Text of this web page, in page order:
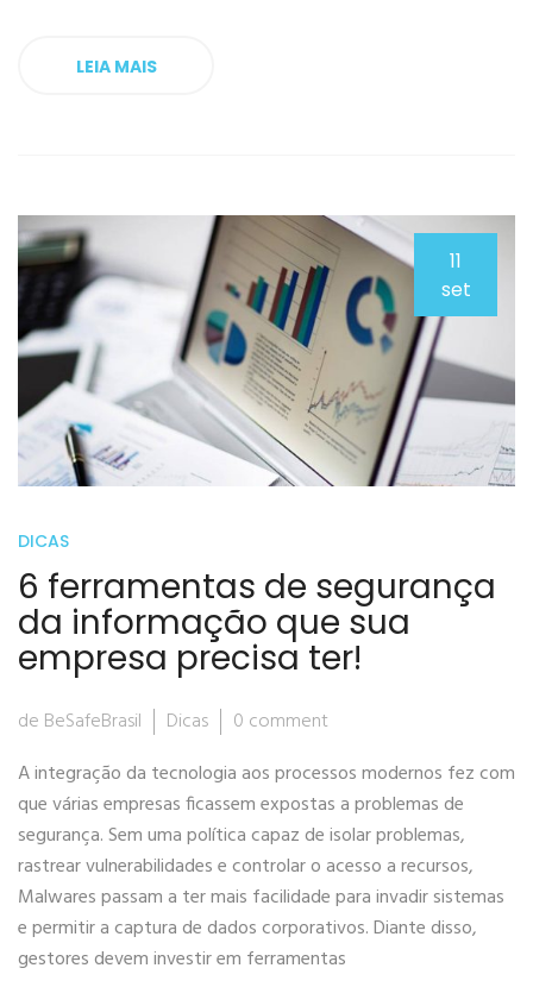
LEIA MAIS
11
set
DICAS
6 ferramentas de segurança
da informação que sua
empresa precisa ter!
de BeSafeBrasil Dicas
0 comment
A integração da tecnologia aos processos modernos fez com
que várias empresas ficassem expostas a problemas de
segurança. Sem uma política capaz de isolar problemas,
rastrear vulnerabilidades e controlar o acesso a recursos,
Malwares passam a ter mais facilidade para invadir sistemas
e permitir a captura de dados corporativos. Diante disso,
gestores devem investir em ferramentas